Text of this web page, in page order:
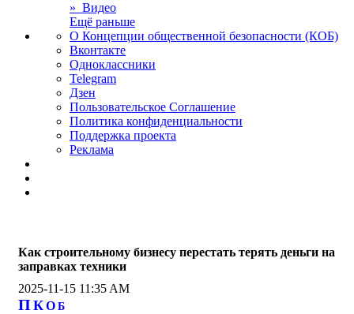
» Видео
Ещё раньше
О Концепции общественной безопасности (КОБ)
Вконтакте
Одноклассники
Telegram
Дзен
Пользовательское Соглашение
Политика конфиденциальности
Поддержка проекта
Реклама
Как строительному бизнесу перестать терять деньги на
заправках техники
2025-11-15 11:35 AM
ПКО Б